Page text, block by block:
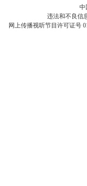
中
违法和不良信
网上传播视听节目许可证号